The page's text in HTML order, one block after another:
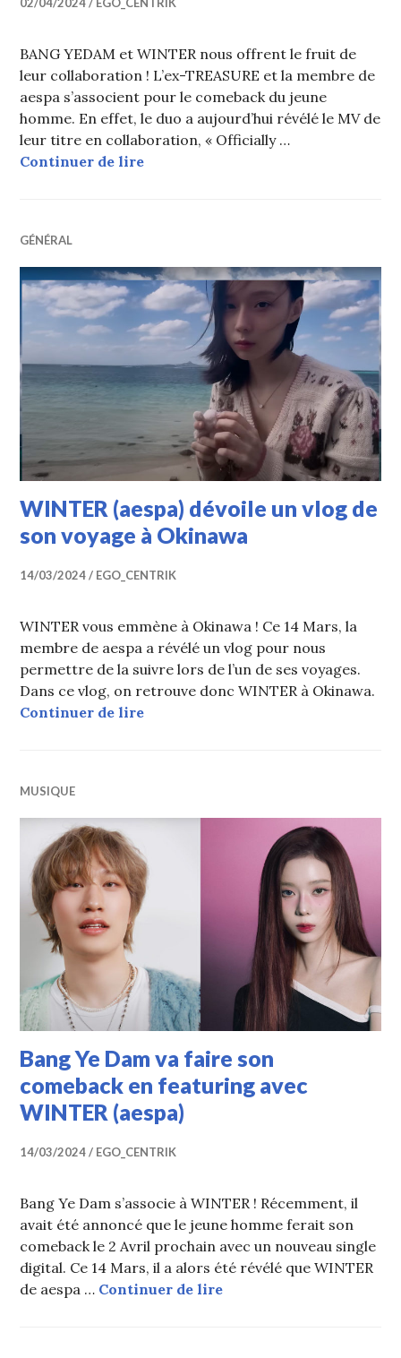
BANG YEDAM et WINTER nous offrent le fruit de
leur collaboration ! L’ex-TREASURE et la membre de
aespa s’associent pour le comeback du jeune
homme. En effet, le duo a aujourd’hui révélé le MV de
leur titre en collaboration, « Officially …
Continuer de lireBANG YEDAM et WINTER
GÉNÉRAL
WINTER (aespa) dévoile un vlog de
son voyage à Okinawa
14/03/2024 EGO_CENTRIK
WINTER vous emmène à Okinawa ! Ce 14 Mars, la
membre de aespa a révélé un vlog pour nous
permettre de la suivre lors de l’un de ses voyages.
Dans ce vlog, on retrouve donc WINTER à Okinawa.
Continuer de lireWINTER (aespa) dévoile un vlog
MUSIQUE
Bang Ye Dam va faire son
comeback en featuring avec
WINTER (aespa)
14/03/2024 EGO_CENTRIK
Bang Ye Dam s’associe à WINTER ! Récemment, il
avait été annoncé que le jeune homme ferait son
comeback le 2 Avril prochain avec un nouveau single
digital. Ce 14 Mars, il a alors été révélé que WINTER
de aespa … Continuer de lireBang Ye Dam va faire